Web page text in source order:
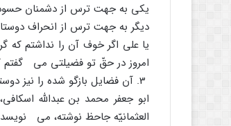
یکى به جهت ترس از دشمنان حسود
دیگر به جهت ترس از انحراف
یا على اگر خوف آن را نداشتم
امروز در حقّ تو فضیلتى مى
العثمانیّه جاحظ نوشته، مى